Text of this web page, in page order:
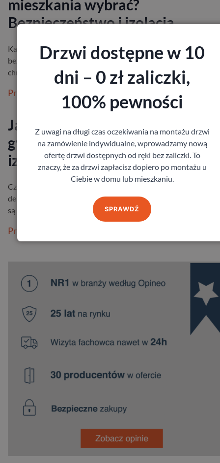
mieszkania wybrać?
Bezpieczeństwo i izolacja
Każdy z nas chce czuć się we własnym mieszkaniu spokojnie i
bezpiecznie. Drzwi wejściowe odgrywają w tym ogromną rolę –
chronią przed hałase…
Przeczytaj więcej
Jaka grubość drzwi
gwarantuje bezpieczeństwo i
izolację?
Czy zdarzyło Ci się kiedyś poczuć, że od drzwi zewnętrznych
delikatnie ciągnie chłodem? Albo zauważyć, że mimo tego, że
są zamknięte, …
Przeczytaj więcej
Drzwi dostępne w 10
dni – 0 zł zaliczki,
100% pewności
Z uwagi na długi czas oczekiwania na montażu drzwi
na zamówienie indywidualne, wprowadzamy nową
ofertę drzwi dostępnych od ręki bez zaliczki. To
znaczy, że za drzwi zapłacisz dopiero po montażu u
Ciebie w domu lub mieszkaniu.
SPRAWDŹ